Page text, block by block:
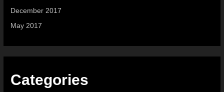
December 2017
May 2017
Categories